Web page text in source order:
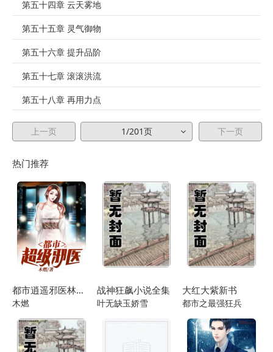
第五十四章 云天雾地
第五十五章 灵气御物
第五十六章 提升品阶
第五十七章 滚滚洪流
第五十八章 再用力点
第五十九章 此子不错
第六十二章 雾煞化指
第六十三章 你必须死
第六十四章 藏峰老三
第六十五章 众怒难犯
第六十六章 蛮不讲理
第六十八章 钟声六响
上一页 1/201页 下一页
热门推荐
都市逍遥邪医林辰苏夕然
木燃
战神狂飙小说全集
叶无缺玉娇雪
大红大紫新书
都市之最强狂兵